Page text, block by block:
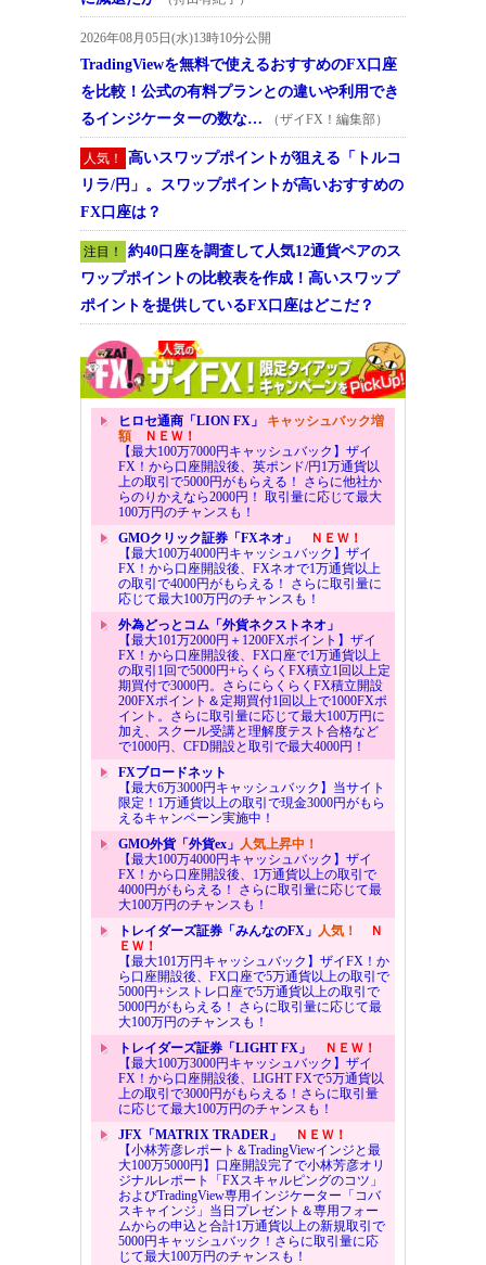
2026年08月05日(水)13時10分公開
TradingViewを無料で使えるおすすめのFX口座
を比較！公式の有料プランとの違いや利用でき
るインジケーターの数な…
（ザイFX！編集部）
人気！
高いスワップポイントが狙える「トルコ
リラ/円」。スワップポイントが高いおすすめの
FX口座は？
注目！
約40口座を調査して人気12通貨ペアのス
ワップポイントの比較表を作成！高いスワップ
ポイントを提供しているFX口座はどこだ？
ヒロセ通商「LION FX」 キャッシュバック増
額ＮＥＷ！
【最大100万7000円キャッシュバック】ザイ
FX！から口座開設後、英ポンド/円1万通貨以
上の取引で5000円がもらえる！ さらに他社か
らのりかえなら2000円！ 取引量に応じて最大
100万円のチャンスも！
GMOクリック証券「FXネオ」
ＮＥＷ！
【最大100万4000円キャッシュバック】ザイ
FX！から口座開設後、FXネオで1万通貨以上
の取引で4000円がもらえる！ さらに取引量に
応じて最大100万円のチャンスも！
外為どっとコム「外貨ネクストネオ」
【最大101万2000円＋1200FXポイント】ザイ
FX！から口座開設後、FX口座で1万通貨以上
の取引1回で5000円+らくらくFX積立1回以上定
期買付で3000円。さらにらくらくFX積立開設
200FXポイント＆定期買付1回以上で1000FXポ
イント。さらに取引量に応じて最大100万円に
加え、スクール受講と理解度テスト合格など
で1000円、CFD開設と取引で最大4000円！
FXブロードネット
【最大6万3000円キャッシュバック】当サイト
限定！1万通貨以上の取引で現金3000円がもら
えるキャンペーン実施中！
GMO外貨「外貨ex」 人気上昇中！
【最大100万4000円キャッシュバック】ザイ
FX！から口座開設後、1万通貨以上の取引で
4000円がもらえる！ さらに取引量に応じて最
大100万円のチャンスも！
トレイダーズ証券「みんなのFX」 人気！
Ｎ
ＥＷ！
【最大101万円キャッシュバック】ザイFX！か
ら口座開設後、FX口座で5万通貨以上の取引で
5000円+シストレ口座で5万通貨以上の取引で
5000円がもらえる！ さらに取引量に応じて最
大100万円のチャンスも！
トレイダーズ証券「LIGHT FX」
ＮＥＷ！
【最大100万3000円キャッシュバック】ザイ
FX！から口座開設後、LIGHT FXで5万通貨以
上の取引で3000円がもらえる！さらに取引量
に応じて最大100万円のチャンスも！
JFX「MATRIX TRADER」
ＮＥＷ！
【小林芳彦レポート＆TradingViewインジと最
大100万5000円】口座開設完了で小林芳彦オリ
ジナルレポート「FXスキャルピングのコツ」
およびTradingView専用インジケーター「コバ
スキャインジ」当日プレゼント＆専用フォー
ムからの申込と合計1万通貨以上の新規取引で
5000円キャッシュバック！さらに取引量に応
じて最大100万円のチャンスも！